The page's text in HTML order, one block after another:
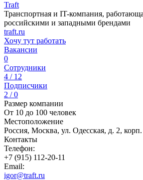
Traft
Транспортная и IT-компания,
российскими и западными брендами
traft.ru
Хочу тут работать
Вакансии
0
Сотрудники
4 / 12
Подписчики
2 / 0
Размер компании
От 10 до 100 человек
Местоположение
Россия, Москва, ул. Одесская, д. 2,
Контакты
Телефон:
+7 (915) 112-20-11
Email:
igor@traft.ru